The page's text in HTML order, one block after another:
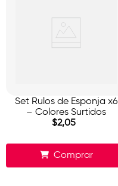
Set Rulos de Esponja x6
– Colores Surtidos
$2,05
Comprar